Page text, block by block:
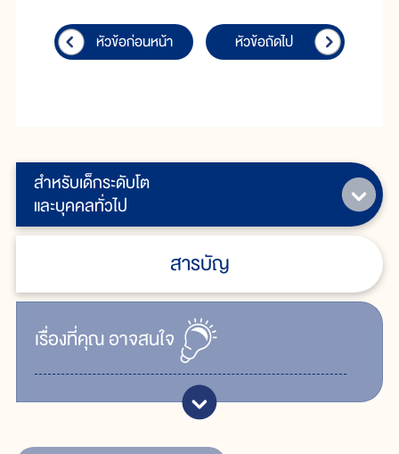
สำหรับเด็กระดับโต
และบุคคลทั่วไป
สารบัญ
เรื่ิองที่คุณอาจสนใจ
หัวข้อก่อนหน้า หัวข้อถัดไป